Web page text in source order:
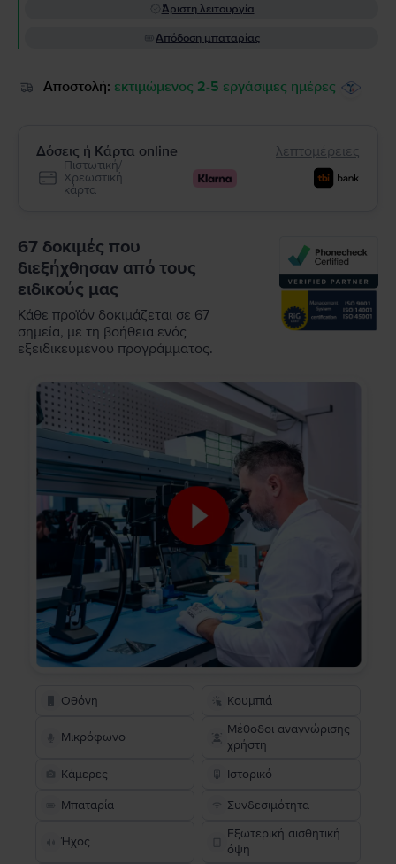
Άριστη λειτουργία
Απόδοση μπαταρίας
Αποστολή: εκτιμώμενος 2-5 εργάσιμες ημέρες
Δόσεις ή Κάρτα online λεπτομέρειες
Πιστωτική/
Χρεωστική
κάρτα
67 δοκιμές που
διεξήχθησαν από τους
ειδικούς μας
Κάθε προϊόν δοκιμάζεται σε 67
σημεία, με τη βοήθεια ενός
εξειδικευμένου προγράμματος.
Οθόνη Κουμπιά
Μικρόφωνο
Μέθοδοι αναγνώρισης
χρήστη
Κάμερες
Ιστορικό
Μπαταρία Συνδεσιμότητα
Ήχος
Εξωτερική αισθητική
όψη